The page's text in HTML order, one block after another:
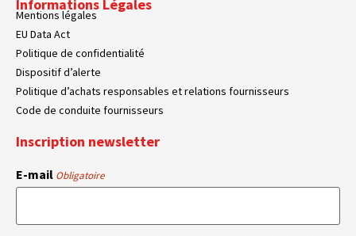
Informations Légales
Mentions légales
EU Data Act
Politique de confidentialité
Dispositif d’alerte
Politique d’achats responsables et relations fournisseurs
Code de conduite fournisseurs
Inscription newsletter
E-mail Obligatoire